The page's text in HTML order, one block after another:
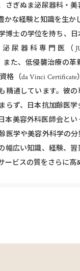
さぎぬま泌尿器科・
かな経験と知識を生か
博士の学位を持ち、
尿器科専門医（
また、低侵襲治療の
格（da Vinci
精通しています。彼
らず、日本抗加齢医
本美容外科医師会と
医学や美容外科学の
幅広い知識、経験、
ービスの質をさらに高